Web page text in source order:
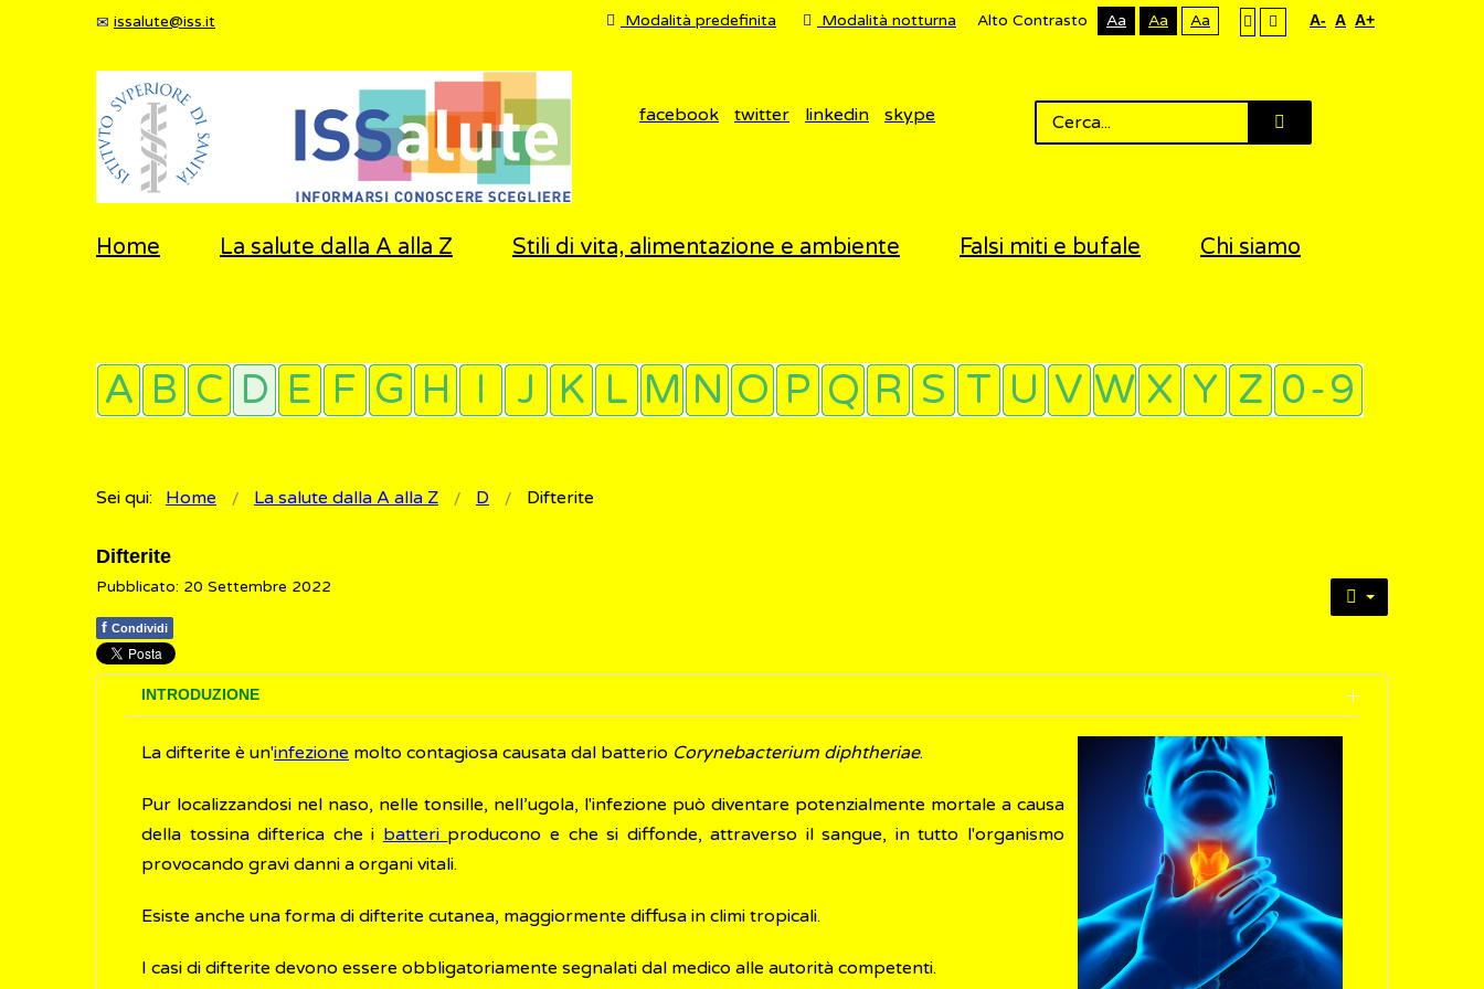
issalute@iss.it Modalità predefinita Modalità notturna Alto Contrasto Aa Aa Aa A- A A+
facebook twitter linkedin skype
Home La salute dalla A alla Z Stili di vita, alimentazione e ambiente Falsi miti e bufale Chi siamo
Sei qui: Home La salute dalla A alla Z D Difterite
Difterite
Pubblicato: 20 Settembre 2022
f Condividi
INTRODUZIONE
La difterite è un'infezione molto contagiosa causata dal batterio Corynebacterium diphtheriae.
Pur localizzandosi nel naso, nelle tonsille, nell’ugola, l'infezione può diventare potenzialmente mortale a causa
della tossina difterica che i batteri producono e che si diffonde, attraverso il sangue, in tutto l'organismo
provocando gravi danni a organi vitali.
Esiste anche una forma di difterite cutanea, maggiormente diffusa in climi tropicali.
I casi di difterite devono essere obbligatoriamente segnalati dal medico alle autorità competenti.